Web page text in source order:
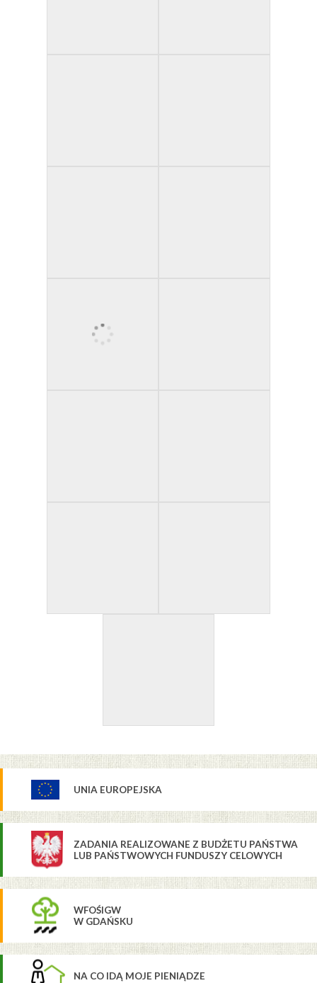
UNIA EUROPEJSKA
ZADANIA REALIZOWANE Z BUDŻETU PAŃSTWA
LUB PAŃSTWOWYCH FUNDUSZY CELOWYCH
WFOŚIGW
W GDAŃSKU
NA CO IDĄ MOJE PIENIĄDZE